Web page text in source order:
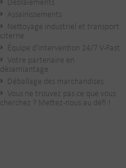
Déblaiements
Assainissements
Nettoyage industriel et transport
citerne
Équipe d'intervention 24/7 V-Fast
Votre partenaire en
désamiantage
Déballage des marchandises
Vous ne trouvez pas ce que vous
cherchez ? Mettez-nous au défi !